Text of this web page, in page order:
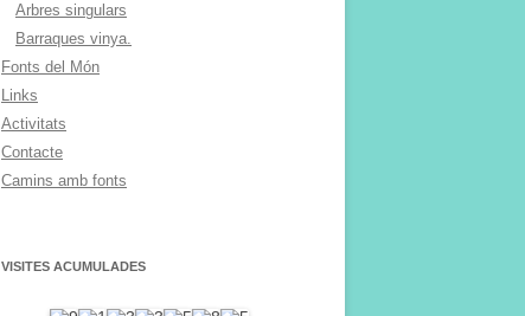
Arbres singulars
Barraques vinya.
Fonts del Món
Links
Activitats
Contacte
Camins amb fonts
VISITES ACUMULADES